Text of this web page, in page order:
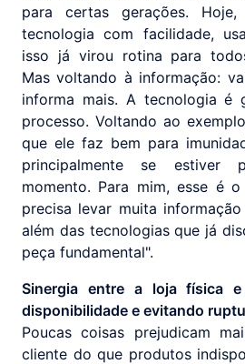
para certas gerações. Hoje,
tecnologia com facilidade,
isso já virou rotina para
Mas voltando à informação:
informa mais. A tecnologia é
processo. Voltando ao
que ele faz bem para
principalmente se estiver
momento. Para mim, esse é
precisa levar muita
além das tecnologias que já
peça fundamental".
Sinergia entre a loja física
disponibilidade e evitando
Poucas coisas prejudicam
cliente do que produtos